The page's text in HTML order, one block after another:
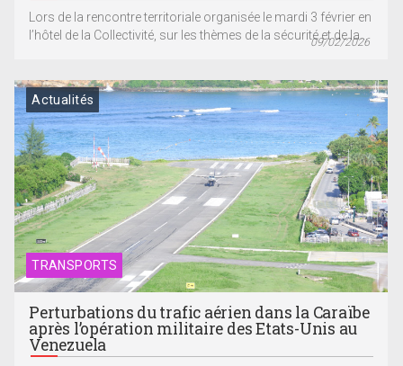
Lors de la rencontre territoriale organisée le mardi 3 février en
l’hôtel de la Collectivité, sur les thèmes de la sécurité et de la...
09/02/2026
TRANSPORTS
Actualités
Perturbations du trafic aérien dans la Caraïbe
après l’opération militaire des Etats-Unis au
Venezuela